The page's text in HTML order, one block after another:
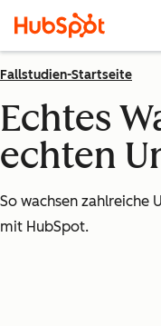
Fallstudien-Startseite
Echtes
echten
So wachsen zahlreiche
mit HubSpot.